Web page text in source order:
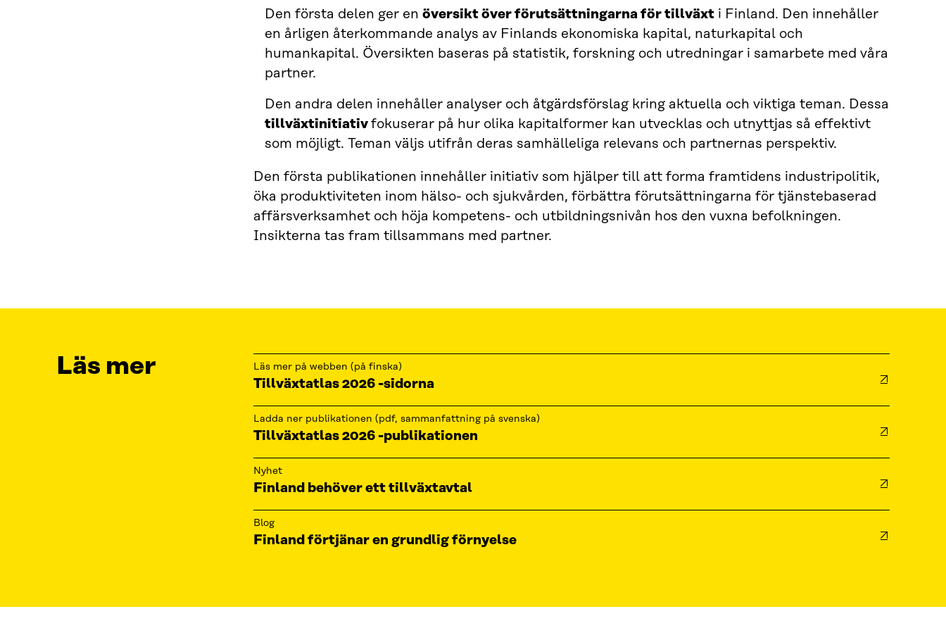
Den första delen ger en översikt över förutsättningarna för tillväxt i Finland. Den innehåller
en årligen återkommande analys av Finlands ekonomiska kapital, naturkapital och
humankapital. Översikten baseras på statistik, forskning och utredningar i samarbete med våra
partner.
Den andra delen innehåller analyser och åtgärdsförslag kring aktuella och viktiga teman. Dessa
tillväxtinitiativfokuserar på hur olika kapitalformer kan utvecklas och utnyttjas så effektivt
som möjligt. Teman väljs utifrån deras samhälleliga relevans och partnernas perspektiv.
Den första publikationen innehåller initiativ som hjälper till att forma framtidens industripolitik,
öka produktiviteten inom hälso- och sjukvården, förbättra förutsättningarna för tjänstebaserad
affärsverksamhet och höja kompetens- och utbildningsnivån hos den vuxna befolkningen.
Insikterna tas fram tillsammans med partner.
Läs mer Läs mer på webben (på finska)
Tillväxtatlas 2026 -sidorna
Ladda ner publikationen (pdf, sammanfattning på svenska)
Tillväxtatlas 2026 -publikationen
Nyhet
Finland behöver ett tillväxtavtal
Blog
Finland förtjänar en grundlig förnyelse